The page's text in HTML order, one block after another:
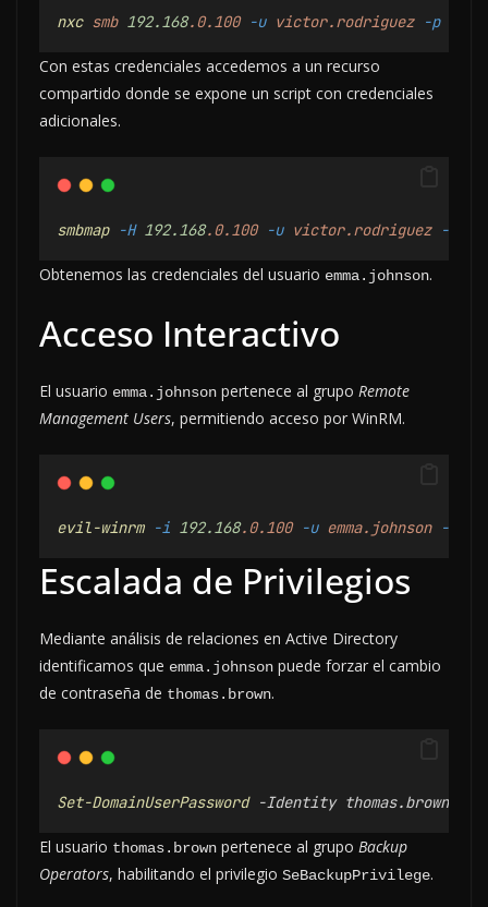
nxc smb 192.168.0.100 -u victor.rodriguez -p
Con estas credenciales accedemos a un recurso
compartido donde se expone un script con credenciales
adicionales.
smbmap -H 192.168.0.100 -u victor.rodriguez -p
Obtenemos las credenciales del usuario emma.johnson.
Acceso Interactivo
El usuario emma.johnson pertenece al grupo Remote
Management Users, permitiendo acceso por WinRM.
evil-winrm -i 192.168.0.100 -u emma.johnson -p
Escalada de Privilegios
Mediante análisis de relaciones en Active Directory
identificamos que emma.johnson puede forzar el cambio
de contraseña de thomas.brown.
Set-DomainUserPassword -Identity thomas.brown -
El usuario thomas.brown pertenece al grupo Backup
Operators, habilitando el privilegio SeBackupPrivilege.